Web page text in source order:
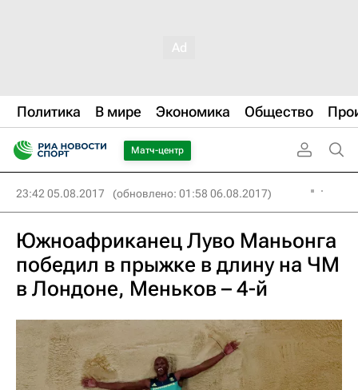
Политика В мире Экономика Общество
Матч-центр
23:42 05.08.2017 (обновлено: 01:58 06.08.2017)
Южноафриканец Луво Маньонга
победил в прыжке в длину на ЧМ
в Лондоне, Меньков – 4-й